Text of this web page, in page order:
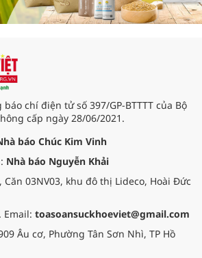
chí điện tử số 397/GP-BTTTT của Bộ
cấp ngày 28/06/2021.
báo Chúc Kim Vinh
Nhà báo Nguyễn Khải
03NV03, khu đô thị Lideco, Hoài Đức
. Email: toasoansuckhoeviet@gmail.com
Âu cơ, Phường Tân Sơn Nhì, TP Hồ